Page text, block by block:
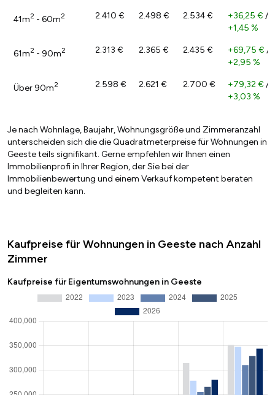
41m2 - 60m2 2.410 € 2.498 € 2.534 € +36,25 € /
+1,45 %
61m2 - 90m2 2.313 € 2.365 € 2.435 € +69,75 € /
+2,95 %
Über 90m2 2.598 € 2.621 € 2.700 € +79,32 € /
+3,03 %
Je nach Wohnlage, Baujahr, Wohnungsgröße und Zimmeranzahl
unterscheiden sich die die Quadratmeterpreise für Wohnungen in
Geeste teils signifikant. Gerne empfehlen wir Ihnen einen
Immobilienprofi in Ihrer Region, der Sie bei der
Immobilienbewertung und einem Verkauf kompetent beraten
und begleiten kann.
Kaufpreise für Wohnungen in Geeste nach Anzahl
Zimmer
Kaufpreise für Eigentumswohnungen in Geeste